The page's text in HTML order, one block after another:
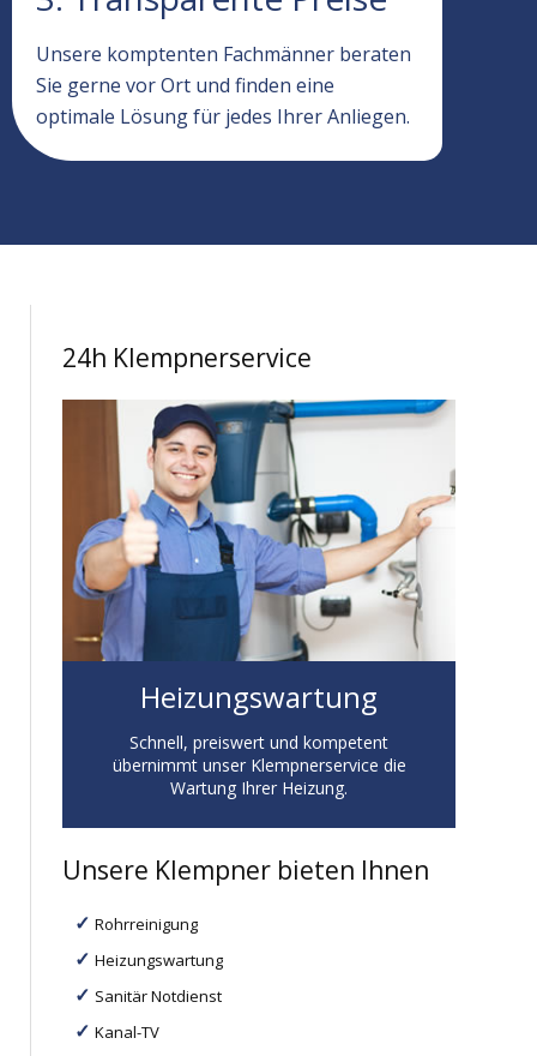
Unsere komptenten Fachmänner beraten
Sie gerne vor Ort und finden eine
optimale Lösung für jedes Ihrer Anliegen.
24h Klempnerservice
Heizungswartung
Schnell, preiswert und kompetent
übernimmt unser Klempnerservice die
Wartung Ihrer Heizung.
Unsere Klempner bieten Ihnen
Rohrreinigung
Heizungswartung
Sanitär Notdienst
Kanal-TV